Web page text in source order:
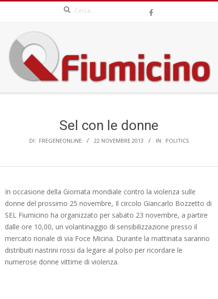
content
QFIUMICINO.COM
Sel con le donne
DI: FREGENEONLINE 22 NOVEMBRE 2013 IN: POLITICS
In occasione della Giornata mondiale contro la violenza sulle
donne del prossimo 25 novembre, Il circolo Giancarlo Bozzetto di
SEL Fiumicino ha organizzato per sabato 23 novembre, a partire
dalle ore 10,00, un volantinaggio di sensibilizzazione presso il
mercato rionale di via Foce Micina. Durante la mattinata saranno
distribuiti nastrini rossi da legare al polso per ricordare le
numerose donne vittime di violenza.